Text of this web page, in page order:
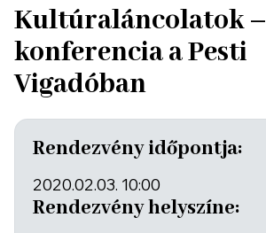
Kultúraláncolatok –
konferencia a Pesti
Vigadóban
Rendezvény időpontja:
2020.02.03. 10:00
Rendezvény helyszíne: